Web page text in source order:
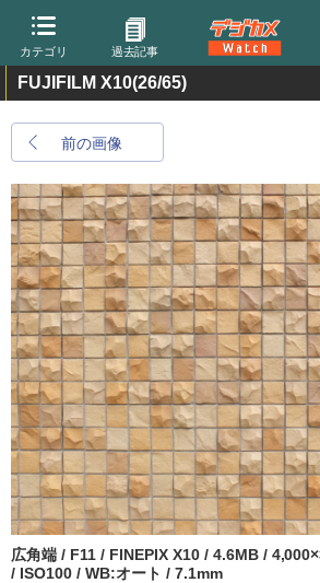
カテゴリ 過去記事
FUJIFILM X10(26/65)
前の画像
広角端 / F11 / FINEPIX X10 / 4.6MB /
/ ISO100 / WB:オート / 7.1mm